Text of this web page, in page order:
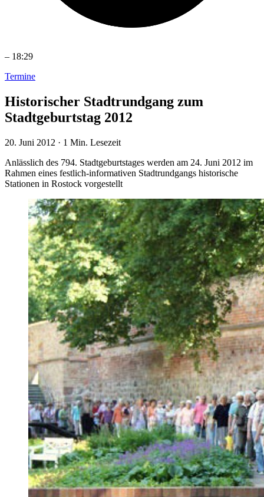
– 18:29
Termine
Historischer Stadtrundgang zum
Stadtgeburtstag 2012
20. Juni 2012 · 1 Min. Lesezeit
Anlässlich des 794. Stadtgeburtstages werden am 24. Juni 2012 im
Rahmen eines festlich-informativen Stadtrundgangs historische
Stationen in Rostock vorgestellt